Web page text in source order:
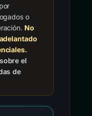
las víctimas
o
No
el
de